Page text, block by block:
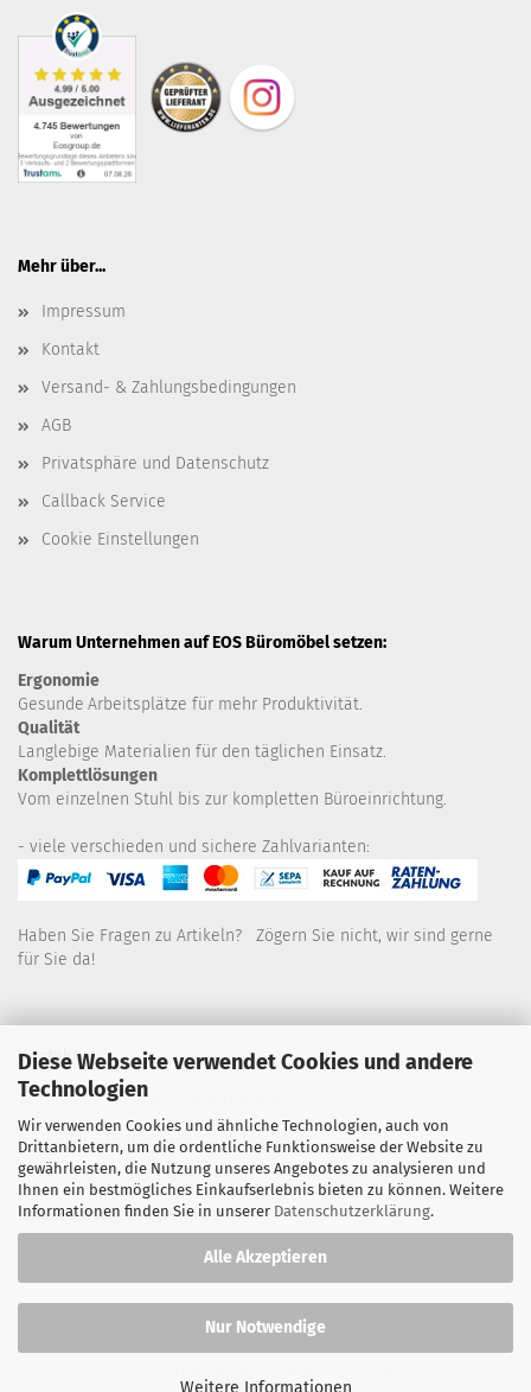
Diese Webseite verwendet Cookies und andere
Technologien
Wir verwenden Cookies und ähnliche Technologien, auch von
Drittanbietern, um die ordentliche Funktionsweise der Website zu
gewährleisten, die Nutzung unseres Angebotes zu analysieren und
Ihnen ein bestmögliches Einkaufserlebnis bieten zu können. Weitere
Informationen finden Sie in unserer Datenschutzerklärung.
Alle Akzeptieren
Nur Notwendige
Weitere Informationen
Mehr über...
Impressum
Kontakt
Versand- & Zahlungsbedingungen
AGB
Privatsphäre und Datenschutz
Callback Service
Cookie Einstellungen
Warum Unternehmen auf EOS Büromöbel setzen:
Ergonomie
Gesunde Arbeitsplätze für mehr Produktivität.
Qualität
Langlebige Materialien für den täglichen Einsatz.
Komplettlösungen
Vom einzelnen Stuhl bis zur kompletten Büroeinrichtung.
- viele verschieden und sichere Zahlvarianten:
Haben Sie Fragen zu Artikeln? Zögern Sie nicht, wir sind gerne
für Sie da!
Kontakt
Wir sind für Sie wie folgt erreichbar:
Montag bis Donnerstag von 9 bis 16 Uhr
Telefon: 02445-8517300
Email: office@eosgroup.de